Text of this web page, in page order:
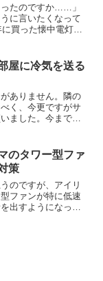
ったのですか……」
に言いたくなって
買った懐中電灯。
いでなんとかやっ
...
屋に冷気を送る
ありません。隣の
く、今更ですがサ
ました。今まで扇
しかし４人住みの
だろ...
のタワー型ファ
策
のですが、アイリ
ファンが特に低速
出すようになった